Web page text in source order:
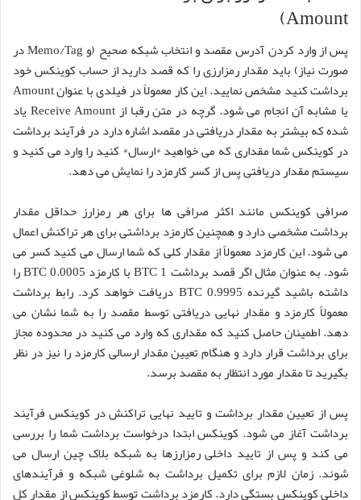
Amount)
پس از وارد کردن آدرس مقصد و انتخاب شبکه صحیح (و Memo/Tag در
صورت نیاز) باید مقدار رمزارزی را که قصد دارید از حساب کوینکس خود
برداشت کنید مشخص نمایید. این کار معمولاً در فیلدی با عنوان Amount
یا مشابه آن انجام می شود. گرچه در متن رقبا از Receive Amount یاد
شده که بیشتر به مقدار دریافتی در مقصد اشاره دارد در فرآیند برداشت
در کوینکس شما مقداری که می خواهید *ارسال* کنید را وارد می کنید و
سیستم مقدار دریافتی پس از کسر کارمزد را نمایش می دهد.
صرافی کوینکس مانند اکثر صرافی ها برای هر رمزارز حداقل مقدار
برداشت مشخصی دارد و همچنین کارمزد برداشتی برای هر تراکنش اعمال
می شود. این کارمزد معمولاً از مقدار کلی که شما ارسال می کنید کسر می
شود. به عنوان مثال اگر قصد برداشت 1 BTC با کارمزد 0.0005 BTC را
داشته باشید گیرنده 0.9995 BTC دریافت خواهد کرد. رابط برداشت
معمولاً کارمزد و مقدار نهایی دریافتی توسط مقصد را به شما نشان می
دهد. اطمینان حاصل کنید که مقداری که وارد می کنید در محدوده مجاز
برای برداشت قرار دارد و هنگام تعیین مقدار ارسالی کارمزد را نیز در نظر
بگیرید تا مقدار مورد انتظار به مقصد برسد.
پس از تعیین مقدار برداشت و تایید نهایی تراکنش در کوینکس فرآیند
برداشت آغاز می شود. کوینکس ابتدا درخواست برداشت شما را بررسی
می کند و پس از تایید داخلی رمزارزها به شبکه بلاک چین ارسال می
شوند. زمان لازم برای تکمیل برداشت به شلوغی شبکه و فرآیندهای
داخلی کوینکس بستگی دارد. کارمزد برداشت توسط کوینکس از مقدار کل